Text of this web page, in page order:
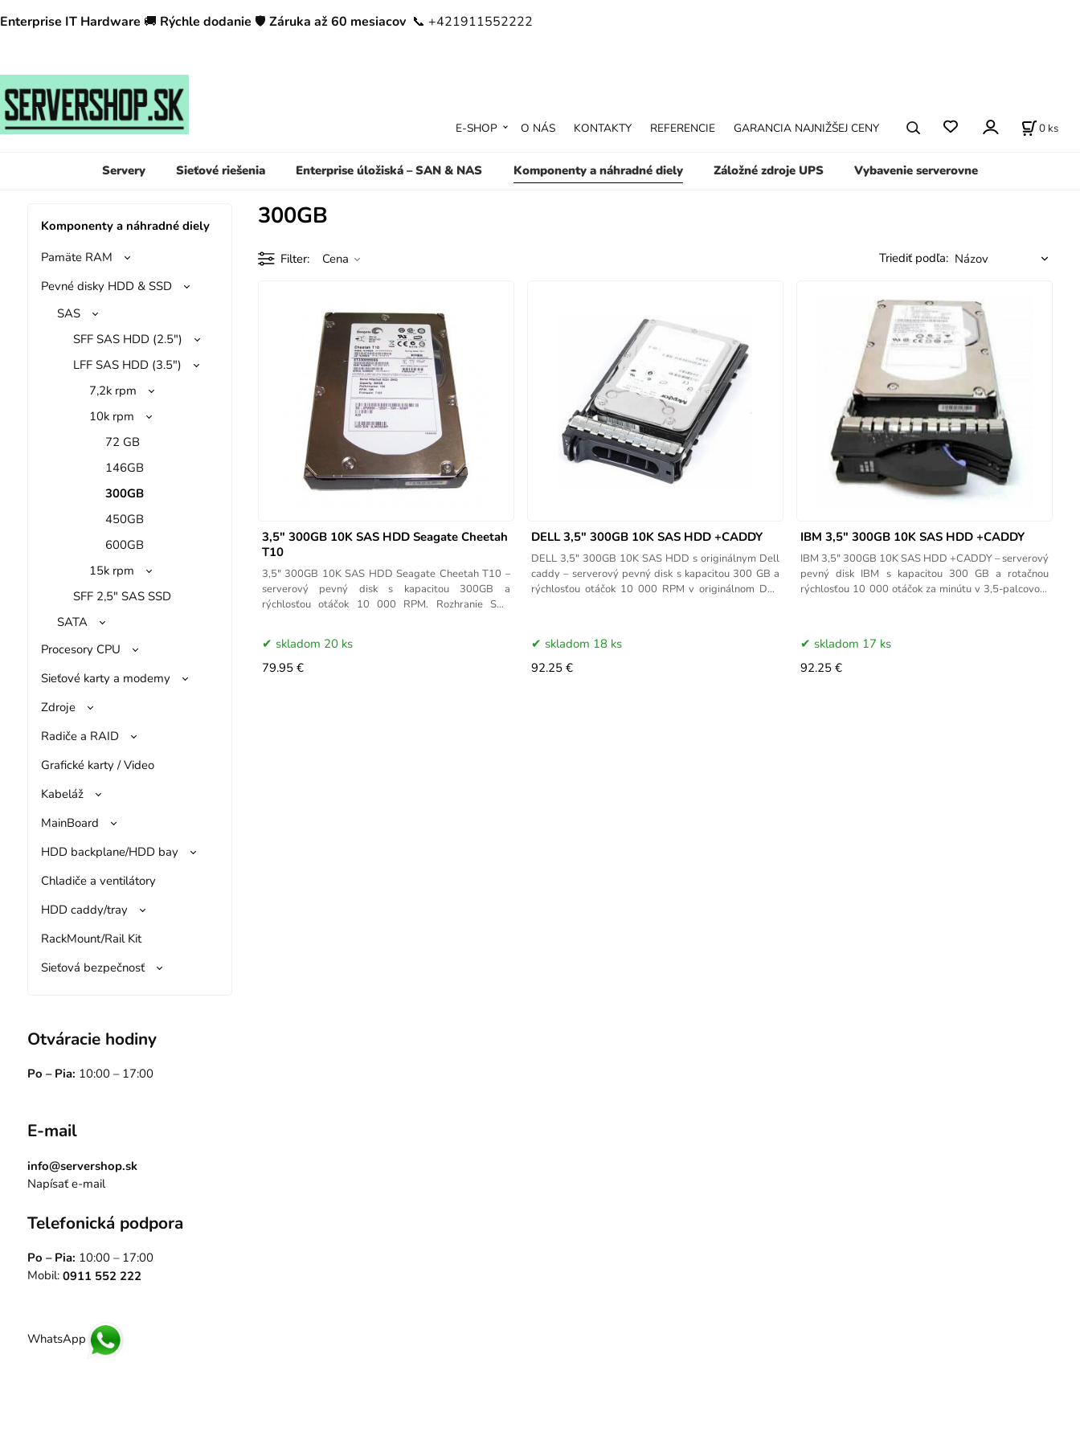
Enterprise IT Hardware 🚚 Rýchle dodanie 🛡️ Záruka až 60 mesiacov 📞 +421911552222
Servery Sieťové riešenia Enterprise úložiská – SAN & NAS Komponenty a náhradné diely Záložné zdroje UPS Vybavenie serverovne
E-SHOP O NÁS KONTAKTY REFERENCIE GARANCIA NAJNIŽŠEJ CENY 0 ks
Komponenty a náhradné diely
Pamäte RAM
Pevné disky HDD & SSD
SAS
SFF SAS HDD (2.5")
LFF SAS HDD (3.5")
7,2k rpm
10k rpm
72 GB
146GB
300GB
450GB
600GB
15k rpm
SFF 2,5" SAS SSD
SATA
Procesory CPU
Sieťové karty a modemy
Zdroje
Radiče a RAID
Grafické karty / Video
Kabeláž
MainBoard
HDD backplane/HDD bay
Chladiče a ventilátory
HDD caddy/tray
RackMount/Rail Kit
Sieťová bezpečnosť
Otváracie hodiny
Po – Pia: 10:00 – 17:00
E-mail
info@servershop.sk
Napísať e-mail
Telefonická podpora
Po – Pia: 10:00 – 17:00
Mobil: 0911 552 222
WhatsApp
300GB
Filter Cena Triediť podľa:
3,5" 300GB 10K SAS HDD Seagate Cheetah
T10
3,5" 300GB 10K SAS HDD Seagate Cheetah T10 –
serverový pevný disk s kapacitou 300GB a
rýchlosťou otáčok 10 000 RPM. Rozhranie SAS
skladom 20 ks
79.95 €
DELL 3,5" 300GB 10K SAS HDD +CADDY
DELL 3,5" 300GB 10K SAS HDD s originálnym Dell
caddy – serverový pevný disk s kapacitou 300 GB a
rýchlosťou otáčok 10 000 RPM v originálnom Dell
skladom 18 ks
92.25 €
IBM 3,5" 300GB 10K SAS HDD +CADDY
IBM 3,5" 300GB 10K SAS HDD +CADDY – serverový
pevný disk IBM s kapacitou 300 GB a rotačnou
rýchlosťou 10 000 otáčok za minútu v 3,5-palcovom
skladom 17 ks
92.25 €